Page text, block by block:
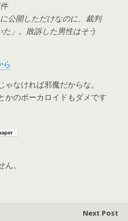
公開しただけなのに、裁判
」。敗訴した男性はそう
ら
なければ邪魔だからな。
かのボーカロイドもダメです
。
Next Post